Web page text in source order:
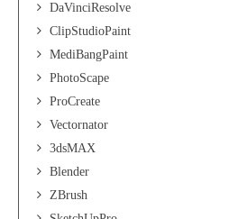
DaVinciResolve
ClipStudioPaint
MediBangPaint
PhotoScape
ProCreate
Vectornator
3dsMAX
Blender
ZBrush